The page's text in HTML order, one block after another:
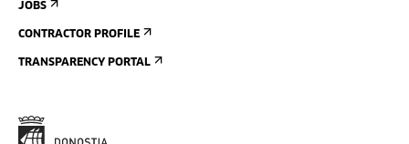
JOBS
CONTRACTOR PROFILE
TRANSPARENCY PORTAL